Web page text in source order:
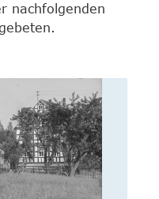
nachfolgenden